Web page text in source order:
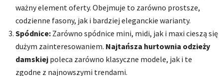
ważny element oferty. Obejmuje to zarówno prostsze,
codzienne fasony, jak i bardziej eleganckie warianty.
Spódnice: Zarówno spódnice mini, midi, jak i maxi cieszą się
dużym zainteresowaniem. Najtańsza hurtownia odzieży
damskiej poleca zarówno klasyczne modele, jak i te
zgodne z najnowszymi trendami.